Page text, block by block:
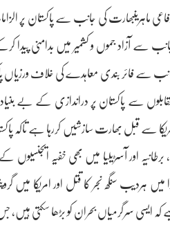
ماہرینبھارت کی جانب سے پاکستان پر
سے آزاد جموں و کشمیر میں بدامنی
سے فائر بندی معاہدے کی خلاف ورزیاں
مقابلوں سے پاکستان پر دراندازی کے بے
سے قبل بھارت سازشیں کررہا ہے تاکہ
برطانیہ اور آسڑیلیا میں بھی خفیہ
ہردیب سنگھ نجر کا قتل اور امریکا
کہ ایسی سرگرمیاں بحران کو بڑھا سکتی